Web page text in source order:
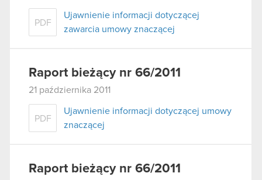
PDF
Ujawnienie informacji dotyczącej
zawarcia umowy znaczącej
Raport bieżący nr 66/2011
21 października 2011
PDF
Ujawnienie informacji dotyczącej umowy
znaczącej
Raport bieżący nr 66/2011